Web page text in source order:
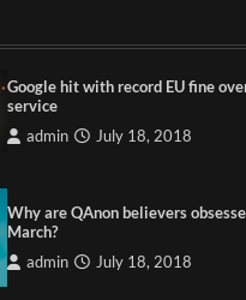
Google hit with record EU fine
service
admin July 18, 2018
Why are QAnon believers
March?
admin July 18, 2018